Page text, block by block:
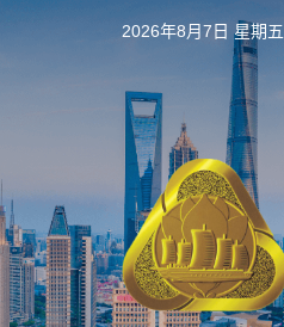
跳
转
到
主
要
2026年8月7日 星期五